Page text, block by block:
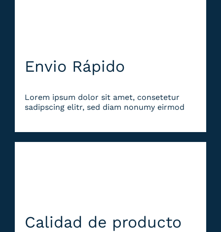
Envio Rápido
Lorem ipsum dolor sit amet, consetetur
sadipscing elitr, sed diam nonumy eirmod
Calidad de producto